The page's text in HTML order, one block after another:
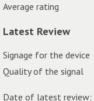
Average rating
Latest Review
Signage for the device
Quality of the signal
Date of latest review: